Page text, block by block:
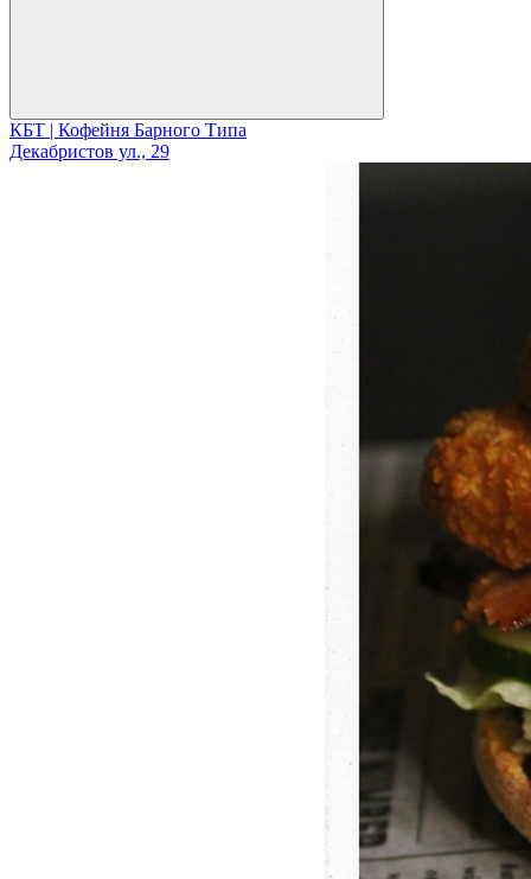
КБТ | Кофейня Барного Типа
Декабристов ул., 29